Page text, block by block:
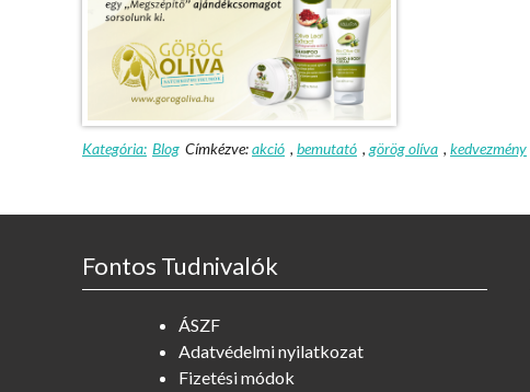
Kategória: Blog Címkézve:akció , bemutató , görög olíva , kedvezmény
Fontos Tudnivalók
ÁSZF
Adatvédelmi nyilatkozat
Fizetési módok